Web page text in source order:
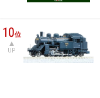
10位
UP